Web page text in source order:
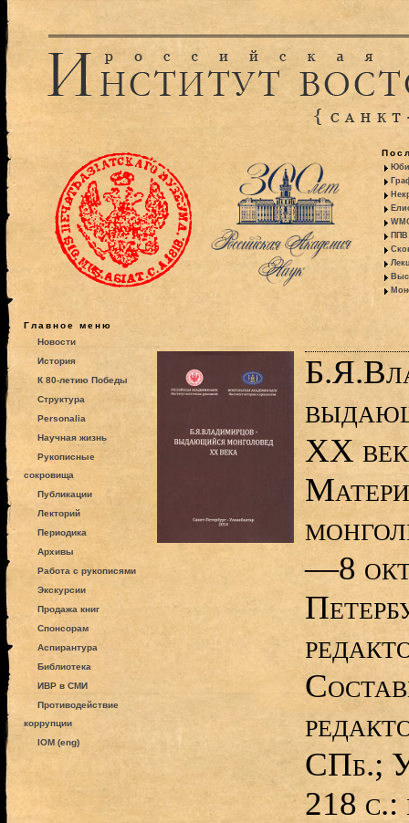
ППВ
Главное меню
Новости
История
К 80-летию Победы
Структура
Personalia
Научная жизнь
Рукописные
сокровища
Публикации
Лекторий
Периодика
Архивы
Работа с рукописями
Экскурсии
Продажа книг
Спонсорам
Аспирантура
Библиотека
ИВР в СМИ
Противодействие
коррупции
IOM (eng)
ХХ
—8
СПб.;
218